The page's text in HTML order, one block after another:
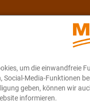
um die einwandfreie
Social-Media-Funktionen
geben, können wir
informieren.
Über MÜPRO Maritim